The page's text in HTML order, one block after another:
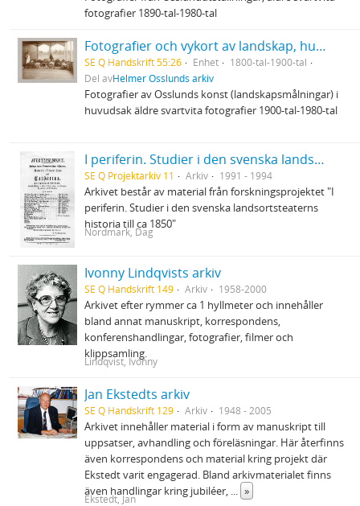
fotografier 1890-tal-1980-tal
Fotografier och vykort av landskap, hus och miljöer
SE Q Handskrift 55:26 Enhet
1800-tal-1900-tal
Del avHelmer Osslunds arkiv
Fotografier av Osslunds konst (landskapsmålningar) i
huvudsak äldre svartvita fotografier 1900-tal-1980-tal
I periferin. Studier i den svenska landsortsteaterns historia till ca 1850
SE Q Projektarkiv 11 Arkiv 1991 - 1994
Arkivet består av material från forskningsprojektet "I
periferin. Studier i den svenska landsortsteaterns
historia till ca 1850"
Nordmark, Dag
Ivonny Lindqvists arkiv
SE Q Handskrift 149 Arkiv 1958-2000
Arkivet efter rymmer ca 1 hyllmeter och innehåller
bland annat manuskript, korrespondens,
konferenshandlingar, fotografier, filmer och
klippsamling.
Lindqvist, Ivonny
Jan Ekstedts arkiv
SE Q Handskrift 129 Arkiv 1948 - 2005
Arkivet innehåller material i form av manuskript till
uppsatser, avhandling och föreläsningar. Här återfinns
även korrespondens och material kring projekt där
Ekstedt varit engagerad. Bland arkivmaterialet finns
även handlingar kring jubiléer, ... »
Ekstedt, Jan